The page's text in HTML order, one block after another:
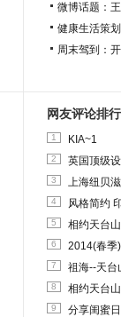
微博话题：
健康生活策
周末驾到：
网友评论排行
1 KIA~1
2 英国顶级
3 上海纽贝
4 风格简约
5 相约天台
6 2014(春季
7 祖海--天台
8 相约天台
9 分享闺蜜